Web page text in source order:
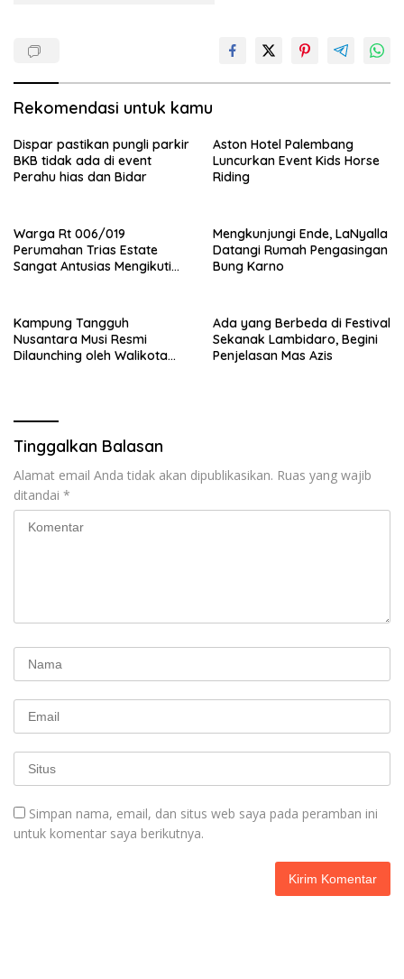
Rekomendasi untuk kamu
Dispar pastikan pungli parkir
BKB tidak ada di event
Perahu hias dan Bidar
Aston Hotel Palembang
Luncurkan Event Kids Horse
Riding
Warga Rt 006/019
Perumahan Trias Estate
Sangat Antusias Mengikuti
Mengkunjungi Ende, LaNyalla
Datangi Rumah Pengasingan
Bung Karno
Kampung Tangguh
Nusantara Musi Resmi
Dilaunching oleh Walikota
Ada yang Berbeda di Festival
Sekanak Lambidaro, Begini
Penjelasan Mas Azis
Tinggalkan Balasan
Alamat email Anda tidak akan dipublikasikan. Ruas yang wajib
ditandai *
Simpan nama, email, dan situs web saya pada peramban ini
untuk komentar saya berikutnya.